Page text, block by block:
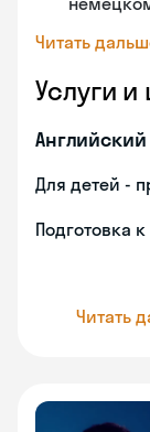
Читать
Услуги
Для детей -
Подготовка к
Читать